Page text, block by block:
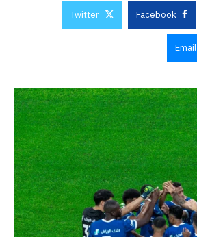
Facebook
Twitter
Email